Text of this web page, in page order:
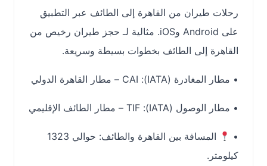
رحلات طيران من القاهرة إلى الطائفعبر التطبيق
حجز طيران رخيص من
القاهرة إلى الطائفبخطوات بسيطة وسريعة.
مطار المغادرة (IATA): CAI – مطار القاهرة الدولي
مطار الوصول (IATA): TIF – مطار الطائف الإقليمي
المسافة بين القاهرة والطائف:
حوالي 1323
كيلومتر.